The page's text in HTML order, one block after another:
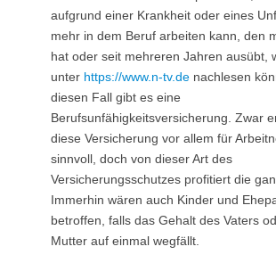
aufgrund einer Krankheit oder eines
mehr in dem Beruf arbeiten kann, den
hat oder seit mehreren Jahren ausübt,
unter https://www.n-tv.denachlesen
diesen Fall gibt es eine
Berufsunfähigkeitsversicherung. Zwar
diese Versicherung vor allem für
sinnvoll, doch von dieser Art des
Versicherungsschutzes profitiert die
Immerhin wären auch Kinder und
betroffen, falls das Gehalt des Vaters
Mutter auf einmal wegfällt.